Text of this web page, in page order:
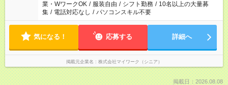
業・WワークOK / 服装自由 / シフト勤務 / 10名以上の大量募
集 / 電話対応なし / パソコンスキル不要
気になる！ 応募する 詳細へ
掲載元企業名 株式会社マイワーク（シニア）
掲載日：2026.08.08